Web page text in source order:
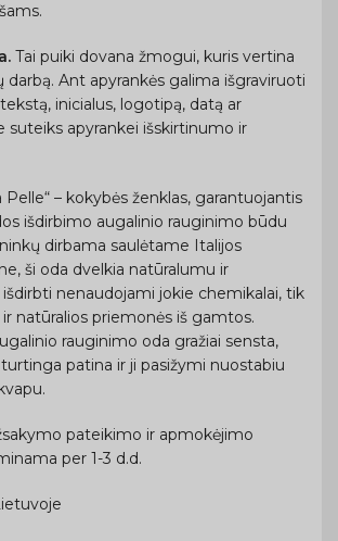
Tai puiki dovana žmogui, kuris vertina
darbą. Ant apyrankės galima išgraviruoti
inicialus, logotipą, datą ar
suteiks apyrankei išskirtinumo ir
Pelle“ – kokybės ženklas, garantuojantis
išdirbimo augalinio rauginimo būdu
dirbama saulėtame Italijos
ši oda dvelkia natūralumu ir
nenaudojami jokie chemikalai, tik
ir natūralios priemonės iš gamtos.
rauginimo oda gražiai sensta,
patina ir ji pasižymi nuostabiu
pateikimo ir apmokėjimo
per 1-3 d.d.